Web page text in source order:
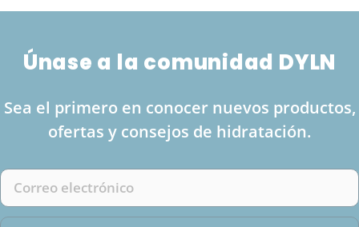
Únase a la comunidad DYLN
Sea el primero en conocer nuevos productos,
ofertas y consejos de hidratación.
Correo
electrónico